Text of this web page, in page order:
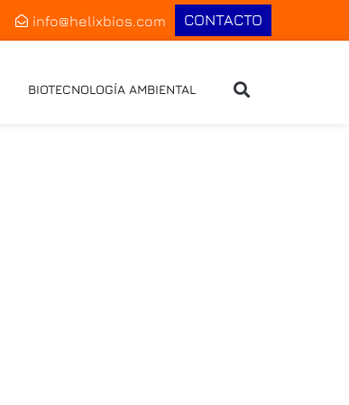
info@helixbios.com CONTACTO
BIOTECNOLOGÍA AMBIENTAL